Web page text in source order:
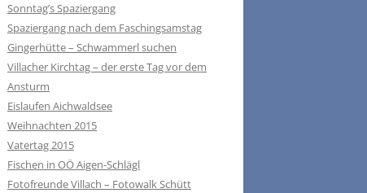
Sonntag’s Spaziergang
Spaziergang nach dem Faschingsamstag
Gingerhütte – Schwammerl suchen
Villacher Kirchtag – der erste Tag vor dem
Ansturm
Eislaufen Aichwaldsee
Weihnachten 2015
Vatertag 2015
Fischen in OÖ Aigen-Schlägl
Fotofreunde Villach – Fotowalk Schütt